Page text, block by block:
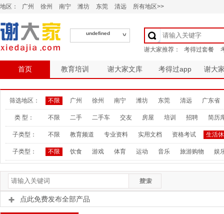
地区： 广州 徐州 南宁 潍坊 东莞 清远 所有地区>>
undefined
首页 教育培训 谢大家文库 考得过app 谢大
筛选地区： 不限 广州 徐州 南宁 潍坊 东莞 清远 广东省
类 型： 不限 二手 二手车 交友 房屋 培训 招聘 简历
子类型： 不限 教育频道 专业资料 实用文档 资格考试 生活
子类型： 不限 饮食 游戏 体育 运动 音乐 旅游购物 娱
点此免费发布全部产品